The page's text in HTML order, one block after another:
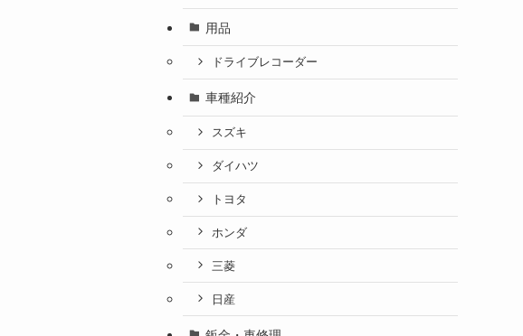
用品
ドライブレコーダー
車種紹介
スズキ
ダイハツ
トヨタ
ホンダ
三菱
日産